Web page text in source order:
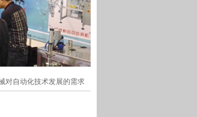
对自动化技术发展的需求